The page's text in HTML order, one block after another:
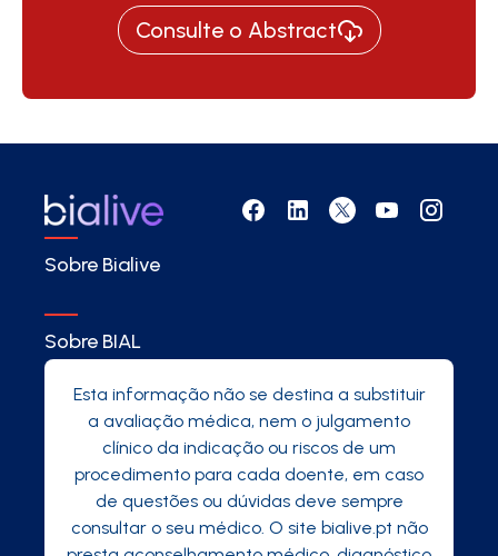
Consulte o Abstract
Sobre Bialive
Sobre BIAL
Esta informação não se destina a substituir
a avaliação médica, nem o julgamento
clínico da indicação ou riscos de um
procedimento para cada doente, em caso
de questões ou dúvidas deve sempre
consultar o seu médico. O site bialive.pt não